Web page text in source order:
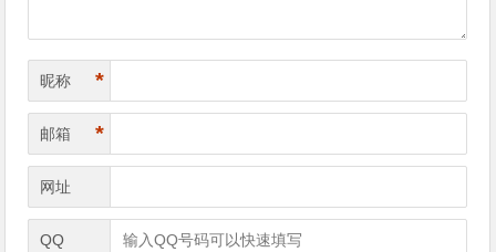
昵称 *
邮箱 *
网址
QQ